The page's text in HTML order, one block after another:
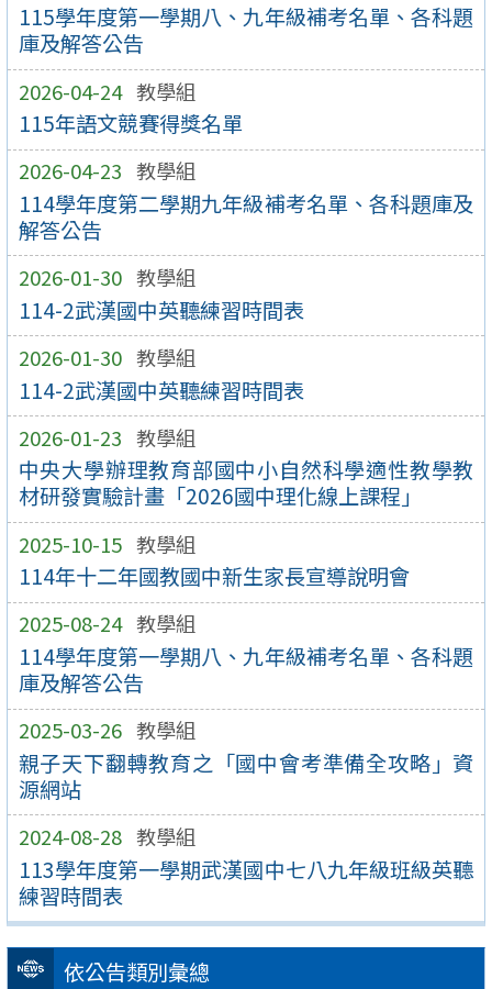
115學年度第一學期八、九年級補考名單、各科題
庫及解答公告
2026-04-24 教學組
115年語文競賽得獎名單
2026-04-23 教學組
114學年度第二學期九年級補考名單、各科題庫及
解答公告
2026-01-30 教學組
114-2武漢國中英聽練習時間表
2026-01-30 教學組
114-2武漢國中英聽練習時間表
2026-01-23 教學組
中央大學辦理教育部國中小自然科學適性教學教
材研發實驗計畫「2026國中理化線上課程」
2025-10-15 教學組
114年十二年國教國中新生家長宣導說明會
2025-08-24 教學組
114學年度第一學期八、九年級補考名單、各科題
庫及解答公告
2025-03-26 教學組
親子天下翻轉教育之「國中會考準備全攻略」資
源網站
2024-08-28 教學組
113學年度第一學期武漢國中七八九年級班級英聽
練習時間表
依公告類別彙總